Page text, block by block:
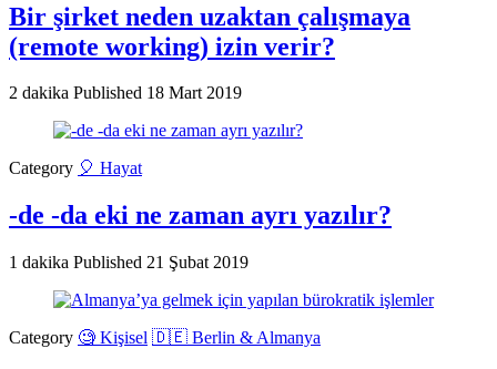
Bir şirket neden uzaktan çalışmaya
(remote working) izin verir?
2 dakika Published 18 Mart 2019
Category 🎈 Hayat
-de -da eki ne zaman ayrı yazılır?
1 dakika Published 21 Şubat 2019
Category 🧐 Kişisel 🇩🇪 Berlin & Almanya